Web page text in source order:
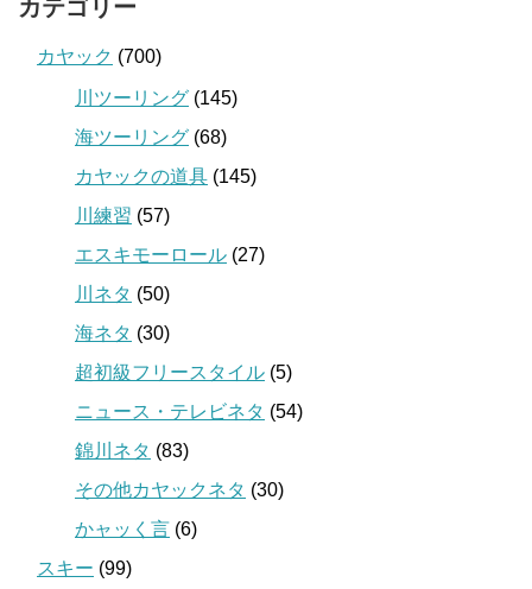
カテゴリー
カヤック (700)
川ツーリング (145)
海ツーリング (68)
カヤックの道具 (145)
川練習 (57)
エスキモーロール (27)
川ネタ (50)
海ネタ (30)
超初級フリースタイル (5)
ニュース・テレビネタ (54)
錦川ネタ (83)
その他カヤックネタ (30)
かャッく言 (6)
スキー (99)